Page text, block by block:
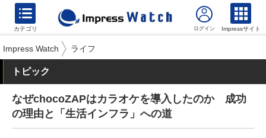
カテゴリ Impressサイト
Impress Watch ライフ
トピック
なぜchocoZAPはカラオケを導入したのか 成功
の理由と「生活インフラ」への道